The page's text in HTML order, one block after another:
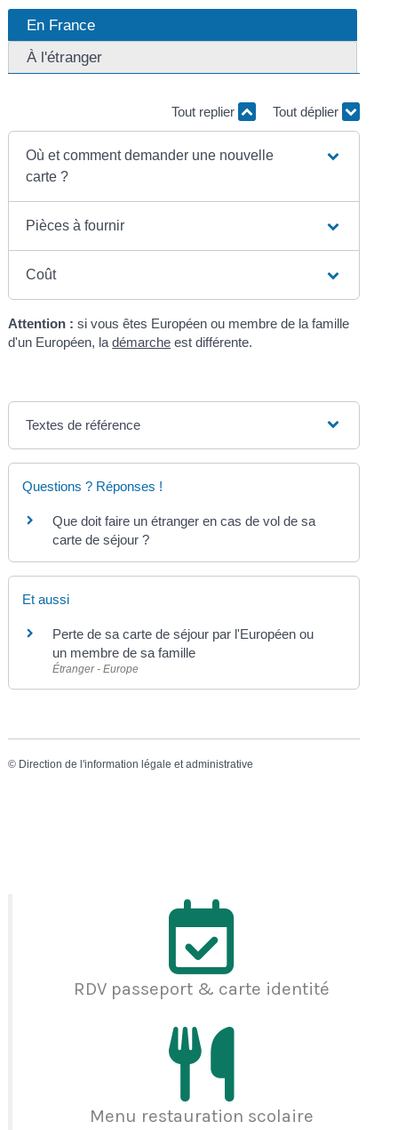
En France
À l'étranger
Tout replier Tout déplier
Où et comment demander une nouvelle
carte ?
Pièces à fournir
Coût
Attention : si vous êtes Européen ou membre de la famille
d'un Européen, ladémarche est différente.
Textes de référence
Questions ? Réponses !
Que doit faire un étranger en cas de vol de sa
carte de séjour ?
Et aussi
Perte de sa carte de séjour par l'Européen ou
un membre de sa famille
Étranger - Europe
© Direction de l'information légale et administrative
RDV passeport & carte identité
Menu restauration scolaire